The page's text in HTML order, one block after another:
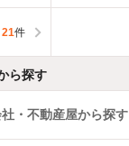
21件
ら探す
・不動産屋から探す